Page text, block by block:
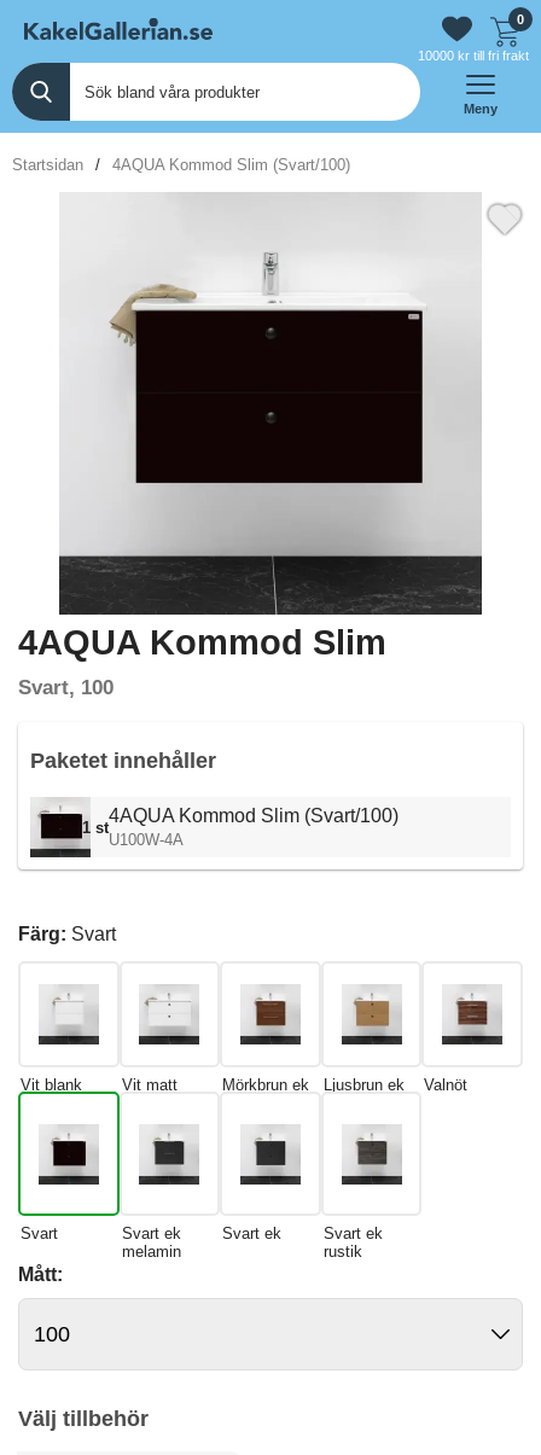
0
10000 kr till fri frakt
Meny
Startsidan 4AQUA Kommod Slim (Svart/100)
4AQUA Kommod Slim
Svart, 100
Paketet innehåller
1 st
4AQUA Kommod Slim (Svart/100)
U100W-4A
Färg: Svart
Vit blank Vit matt Mörkbrun ek Ljusbrun ek Valnöt
Svart
Svart ek
melamin
Svart ek
Svart ek
rustik
Mått:
Välj tillbehör